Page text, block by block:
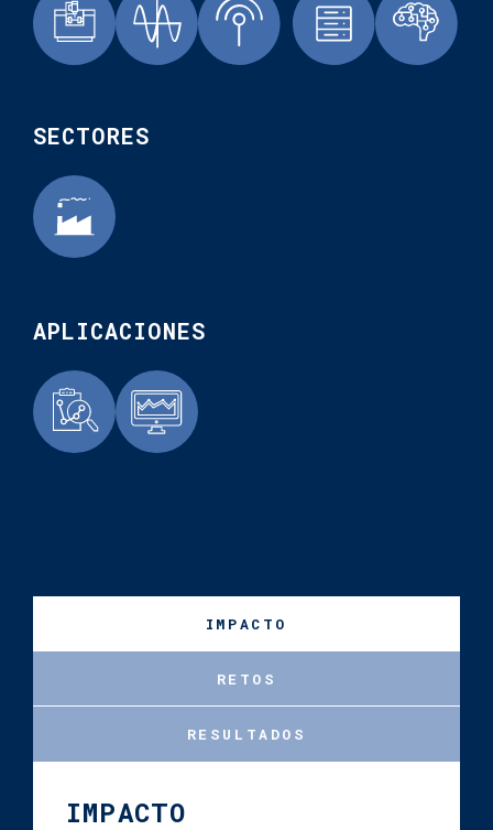
SECTORES
APLICACIONES
IMPACTO
RETOS
RESULTADOS
IMPACTO